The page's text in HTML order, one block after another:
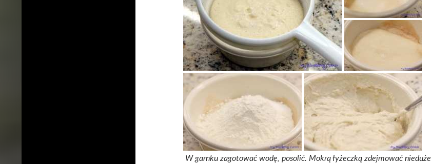
W garnku zagotować wodę, posolić. Mokrą łyżeczką zdejmować nieduże